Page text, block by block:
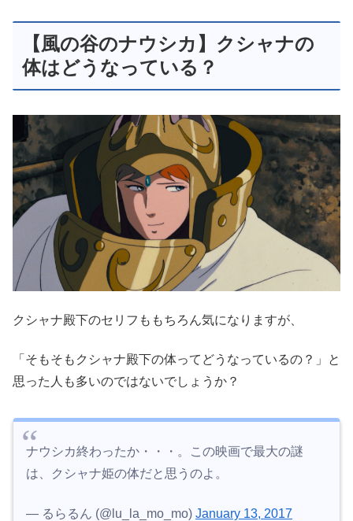
【風の谷のナウシカ】クシャナの
体はどうなっている？
クシャナ殿下のセリフももちろん気になりますが、
「そもそもクシャナ殿下の体ってどうなっているの？」と
思った人も多いのではないでしょうか？
ナウシカ終わったか・・・。この映画で最大の謎
は、クシャナ姫の体だと思うのよ。
— るらるん (@lu_la_mo_mo) January 13, 2017